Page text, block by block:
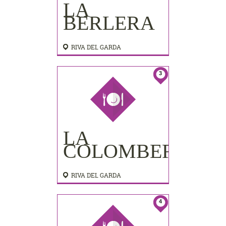
LA
BERLERA
RIVA DEL GARDA
3
LA
COLOMBERA
RIVA DEL GARDA
4